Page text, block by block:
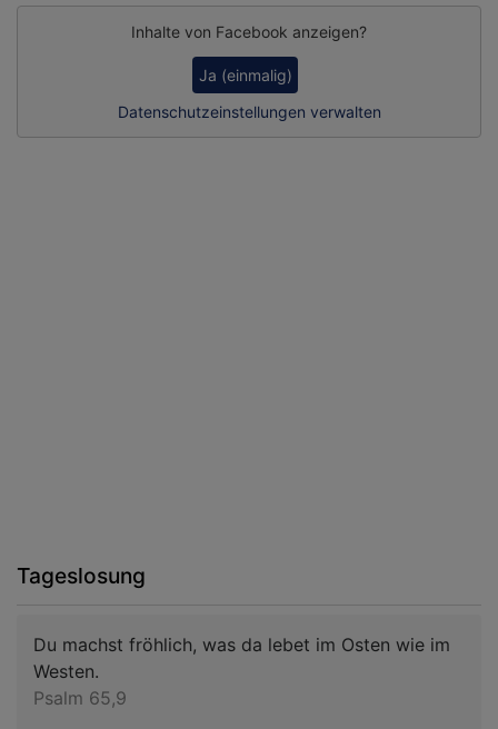
Inhalte von Facebook anzeigen?
Ja (einmalig)
Datenschutzeinstellungen verwalten
Tageslosung
Du machst fröhlich, was da lebet im Osten wie im
Westen.
Psalm 65,9